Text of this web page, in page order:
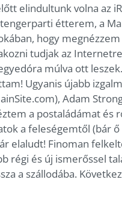
elindultunk volna az
étterem, a
hogy
tudjak az
múlva ott
Ugyanis újabb
Adam
a postaládámat és
a feleségemtől (bár
elaludt! Finoman
régi és új ismerőssel
a szállodába.